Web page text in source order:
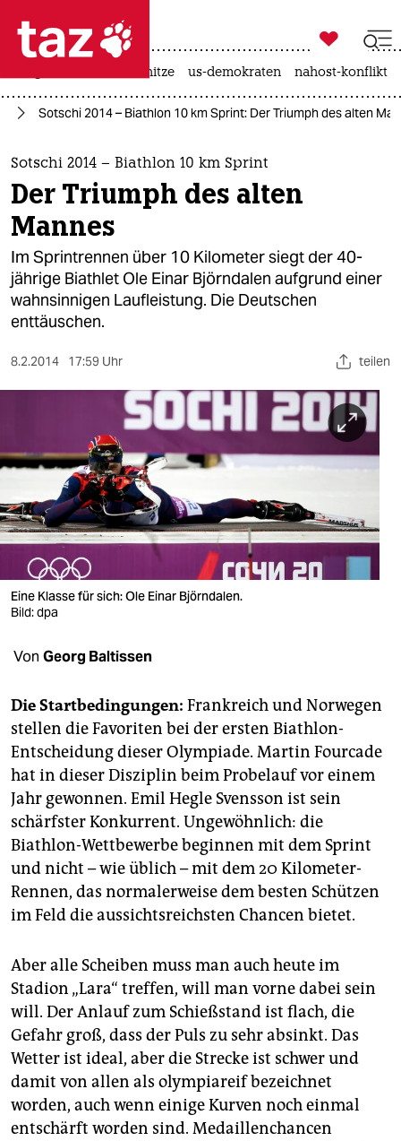
 taz zahl ich
taz zahl ich
themen
politik
öko
gesellschaft
kultur
sport
wahrheit
verlag
verlag
veranstaltungen
fragen & hilfe
unterstützen
abo
genossenschaft
epaper login

taz zahl ich
hitze us-demokraten nahost-konflikt
Sotschi 2014 – Biathlon 10 km Sprint: Der Triumph des alten
Sotschi 2014 – Biathlon 10 km Sprint
Der Triumph des alten
Mannes
Im Sprintrennen über 10 Kilometer siegt der 40-
jährige Biathlet Ole Einar Björndalen aufgrund einer
wahnsinnigen Laufleistung. Die Deutschen
enttäuschen.
8.2.2014 17:59 Uhr teilen
Eine Klasse für sich: Ole Einar Björndalen.
Bild: dpa
Von Georg Baltissen
Die Startbedingungen: Frankreich und Norwegen
stellen die Favoriten bei der ersten Biathlon-
Entscheidung dieser Olympiade. Martin Fourcade
hat in dieser Disziplin beim Probelauf vor einem
Jahr gewonnen. Emil Hegle Svensson ist sein
schärfster Konkurrent. Ungewöhnlich: die
Biathlon-Wettbewerbe beginnen mit dem Sprint
und nicht – wie üblich – mit dem 20 Kilometer-
Rennen, das normalerweise dem besten Schützen
im Feld die aussichtsreichsten Chancen bietet.
Aber alle Scheiben muss man auch heute im
Stadion „Lara“ treffen, will man vorne dabei sein
will. Der Anlauf zum Schießstand ist flach, die
Gefahr groß, dass der Puls zu sehr absinkt. Das
Wetter ist ideal, aber die Strecke ist schwer und
damit von allen als olympiareif bezeichnet
worden, auch wenn einige Kurven noch einmal
entschärft worden sind. Medaillenchancen